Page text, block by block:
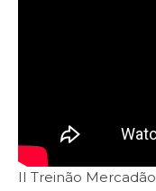
II Treinão Mercadão